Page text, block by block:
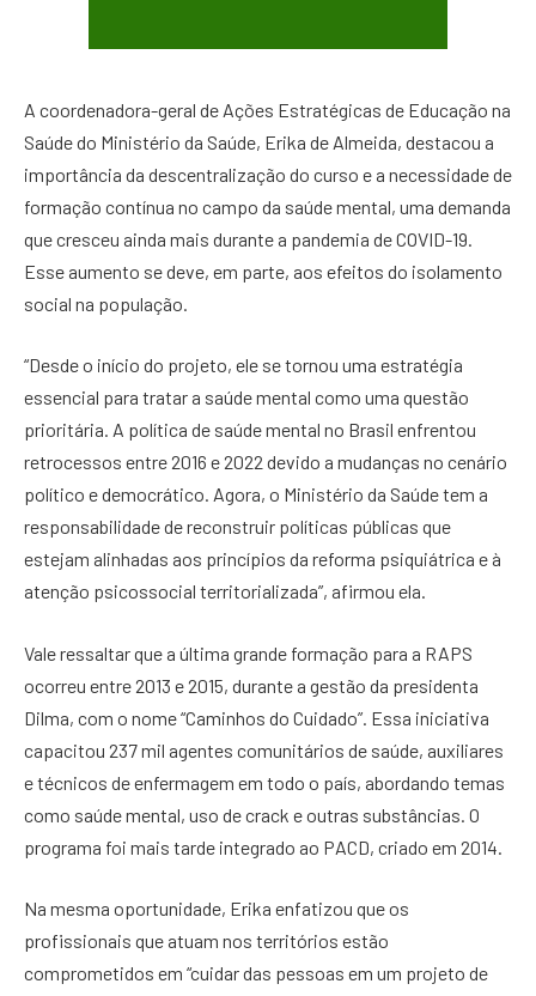
A coordenadora-geral de Ações Estratégicas de Educação na
Saúde do Ministério da Saúde, Erika de Almeida, destacou a
importância da descentralização do curso e a necessidade de
formação contínua no campo da saúde mental, uma demanda
que cresceu ainda mais durante a pandemia de COVID-19.
Esse aumento se deve, em parte, aos efeitos do isolamento
social na população.
“Desde o início do projeto, ele se tornou uma estratégia
essencial para tratar a saúde mental como uma questão
prioritária. A política de saúde mental no Brasil enfrentou
retrocessos entre 2016 e 2022 devido a mudanças no cenário
político e democrático. Agora, o Ministério da Saúde tem a
responsabilidade de reconstruir políticas públicas que
estejam alinhadas aos princípios da reforma psiquiátrica e à
atenção psicossocial territorializada”, afirmou ela.
Vale ressaltar que a última grande formação para a RAPS
ocorreu entre 2013 e 2015, durante a gestão da presidenta
Dilma, com o nome “Caminhos do Cuidado”. Essa iniciativa
capacitou 237 mil agentes comunitários de saúde, auxiliares
e técnicos de enfermagem em todo o país, abordando temas
como saúde mental, uso de crack e outras substâncias. O
programa foi mais tarde integrado ao PACD, criado em 2014.
Na mesma oportunidade, Erika enfatizou que os
profissionais que atuam nos territórios estão
comprometidos em “cuidar das pessoas em um projeto de